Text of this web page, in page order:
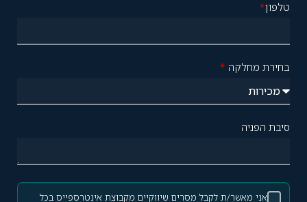
טלפון*
בחירת מחלקה *
סיבת הפניה
אני מאשר/ת לקבל מסרים שיווקיים מקבוצת אינטרספייס בכל